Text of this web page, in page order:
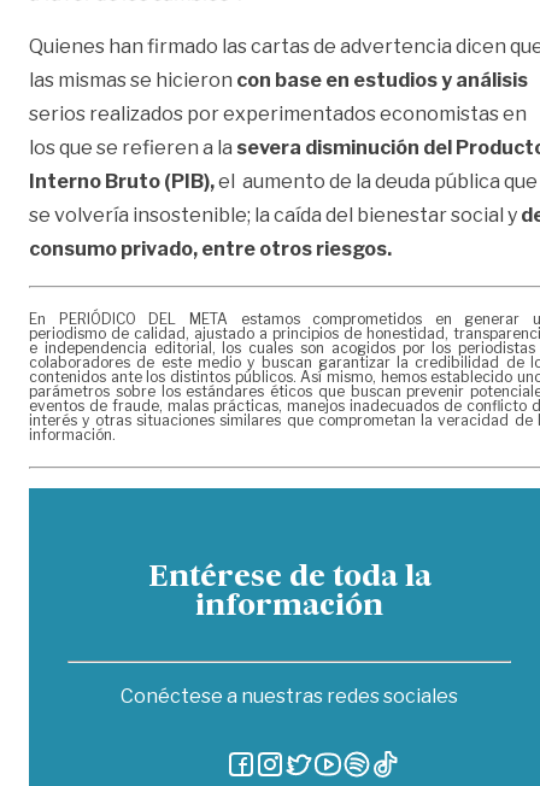
Quienes han firmado las cartas de advertencia dicen
las mismas se hicieron con base en estudios y análisis
serios realizados por experimentados economistas en
los que se refieren a la severa disminución del
Interno Bruto (PIB),el aumento de la deuda pública que
se volvería insostenible; la caída del bienestar social y
consumo privado, entre otros riesgos.
En PERIÓDICO DEL META estamos comprometidos en generar
periodismo de calidad, ajustado a principios de honestidad,
e independencia editorial, los cuales son acogidos por los periodistas
colaboradores de este medio y buscan garantizar la credibilidad de
contenidos ante los distintos públicos. Así mismo, hemos establecido
parámetros sobre los estándares éticos que buscan prevenir
eventos de fraude, malas prácticas, manejos inadecuados de conflicto
interés y otras situaciones similares que comprometan la veracidad de
información.
Entérese de toda la
información
Conéctese a nuestras redes sociales